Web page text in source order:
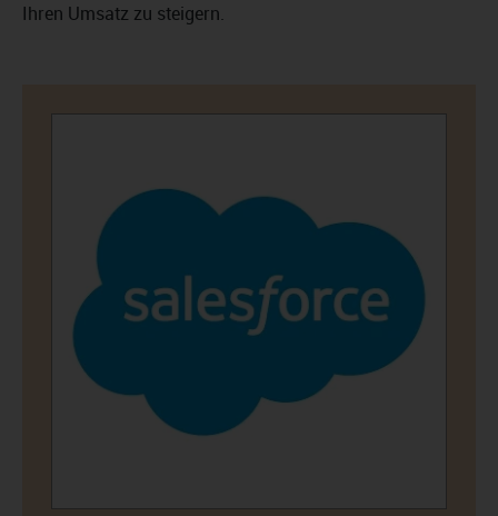
Ihren Umsatz zu steigern.